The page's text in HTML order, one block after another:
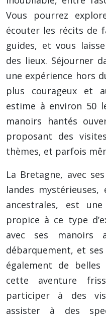
Vous pourrez
écouter les récits de
guides, et vous
des lieux. Séjourner
une expérience hors
plus courageux et
estime à environ 50
manoirs hantés
proposant des
thèmes, et parfois
La Bretagne, avec
landes
ancestrales, est
propice à ce type
avec ses manoirs
débarquement, et
également de
cette aventure
participer à des
assister à des